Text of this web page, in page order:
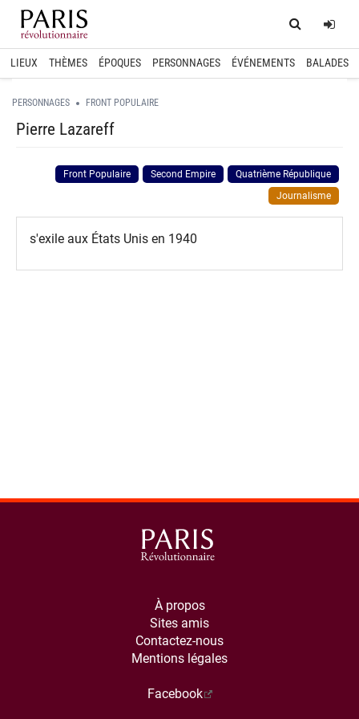
Home
LIEUX THÈMES ÉPOQUES PERSONNAGES ÉVÉNEMENTS BALADES
PERSONNAGES FRONT POPULAIRE
Pierre Lazareff
Front Populaire Second Empire
Quatrième République
Journalisme
s'exile aux États Unis en 1940
À propos
Sites amis
Contactez-nous
Mentions légales
Facebook